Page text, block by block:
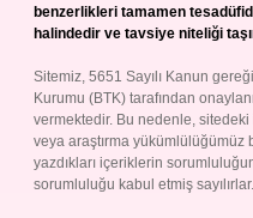
benzerlikleri tamamen
halindedir ve tavsiye niteliği
Sitemiz, 5651 Sayılı Kanun
Kurumu (BTK) tarafından
vermektedir. Bu nedenle,
veya araştırma yükümlülüğümüz
yazdıkları içeriklerin
sorumluluğu kabul etmiş sayılırlar.